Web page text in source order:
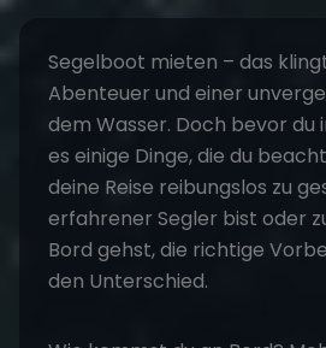
Segelboot mieten – das
Abenteuer und einer
dem Wasser. Doch bevor du
es einige Dinge, die du
deine Reise reibungslos zu
erfahrener Segler bist oder
Bord gehst, die richtige
den Unterschied.